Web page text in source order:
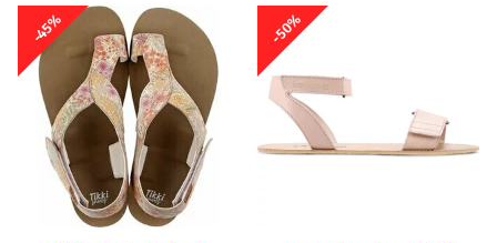
-45% -50%